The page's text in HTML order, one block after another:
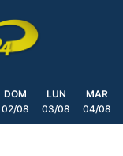
DOM
02/08
LUN
03/08
MAR
04/08